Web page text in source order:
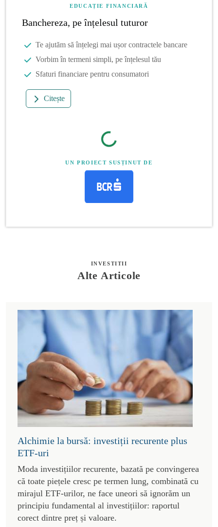
EDUCAȚIE FINANCIARĂ
Banchereza, pe înțelesul tuturor
Te ajutăm să înțelegi mai ușor contractele bancare
Vorbim în termeni simpli, pe înțelesul tău
Sfaturi financiare pentru consumatori
Citește
UN PROIECT SUSȚINUT DE
INVESTITII
Alte Articole
Alchimie la bursă: investiții recurente plus
ETF-uri
Moda investițiilor recurente, bazată pe convingerea
că toate piețele cresc pe termen lung, combinată cu
mirajul ETF-urilor, ne face uneori să ignorăm un
principiu fundamental al investițiilor: raportul
corect dintre preț și valoare.